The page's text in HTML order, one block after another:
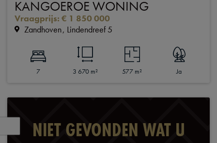
KANGOEROE WONING
Vraagprijs: € 1 850 000
Zandhoven Lindendreef 5
7 3 670 m² 577 m² Ja
NIET GEVONDEN WAT U